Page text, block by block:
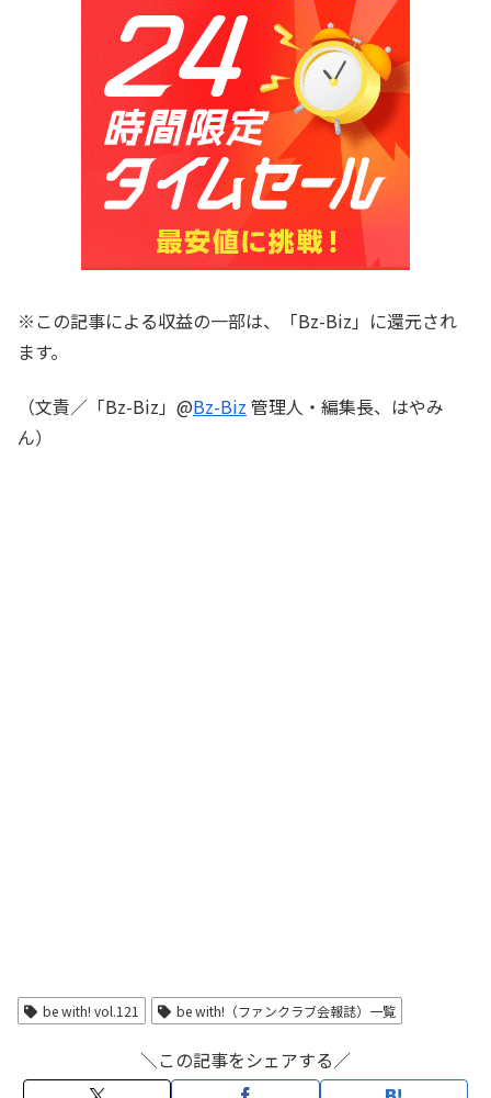
※この記事による収益の一部は、「Bz-Biz」に還元され
ます。
（文責／「Bz-Biz」@Bz-Biz 管理人・編集長、はやみ
ん）
be with! vol.121 be with!（ファンクラブ会報誌）一覧
＼この記事をシェアする／